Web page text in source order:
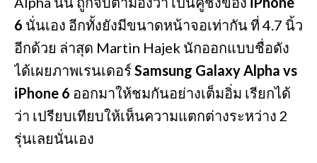
6 นั่นเอง อีกทั้งยังมีขนาดหน้าจอเท่ากัน ที่ 4.7 นิ้ว
อีกด้วย ล่าสุด Martin Hajek นักออกแบบชื่อดัง
ได้เผยภาพเรนเดอร์ Samsung Galaxy Alpha vs
iPhone 6 ออกมาให้ชมกันอย่างเต็มอิ่ม เรียกได้
ว่า เปรียบเทียบให้เห็นความแตกต่างระหว่าง 2
รุ่นเลยนั่นเอง